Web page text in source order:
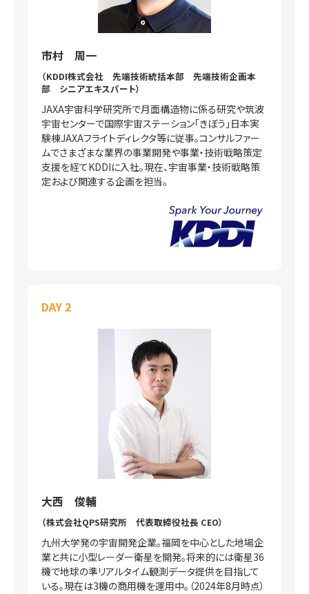
市村 周一
（KDDI株式会社 先端技術統括本部 先端技術企画本
部 シニアエキスパート）
JAXA宇宙科学研究所で月面構造物に係る研究や筑波
宇宙センターで国際宇宙ステーション「きぼう」日本実
験棟JAXAフライトディレクタ等に従事。コンサルファー
ムでさまざまな業界の事業開発や事業・技術戦略策定
支援を経てKDDIに入社。現在、宇宙事業・技術戦略策
定および関連する企画を担当。
DAY 2
大西 俊輔
（株式会社QPS研究所 代表取締役社長 CEO）
九州大学発の宇宙開発企業。福岡を中心とした地場企
業と共に小型レーダー衛星を開発。将来的には衛星36
機で地球の準リアルタイム観測データ提供を目指して
いる。現在は3機の商用機を運用中。（2024年8月時点）